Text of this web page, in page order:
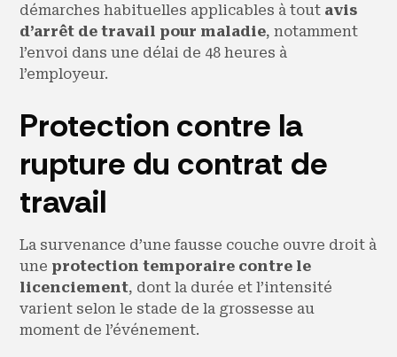
démarches habituelles applicables à tout avis
d’arrêt de travail pour maladie, notamment
l’envoi dans une délai de 48 heures à
l’employeur.
Protection contre la
rupture du contrat de
travail
La survenance d’une fausse couche ouvre droit à
une protection temporaire contre le
licenciement, dont la durée et l’intensité
varient selon le stade de la grossesse au
moment de l’événement.